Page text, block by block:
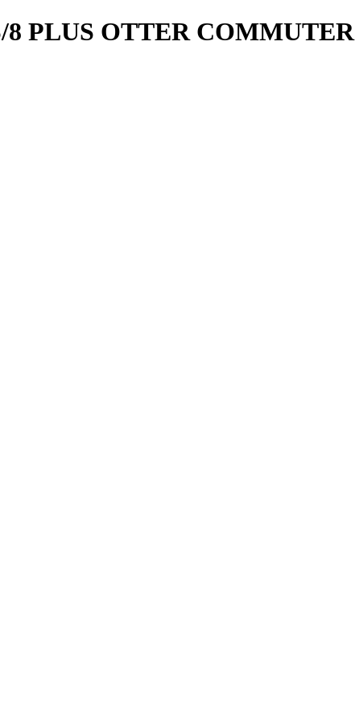
PLUS OTTER COMMUTER